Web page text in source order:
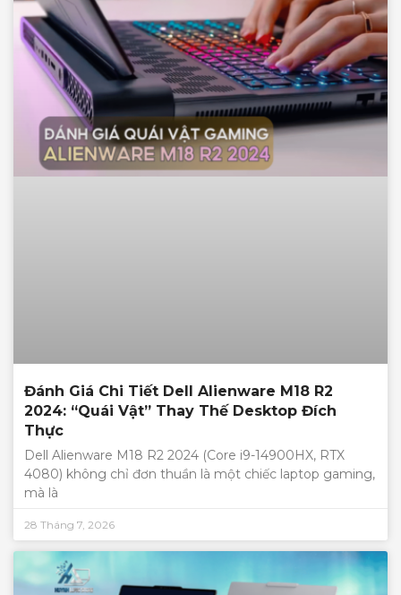
Đánh Giá Chi Tiết Dell Alienware M18 R2
2024: “Quái Vật” Thay Thế Desktop Đích
Thực
Dell Alienware M18 R2 2024 (Core i9-14900HX, RTX
4080) không chỉ đơn thuần là một chiếc laptop gaming,
mà là
28 Tháng 7, 2026